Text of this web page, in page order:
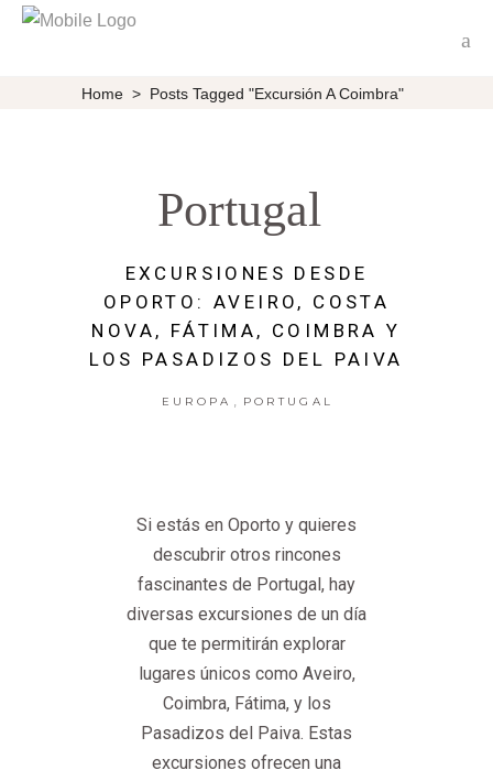
Home > Posts Tagged "excursión A Coimbra"
Portugal
EXCURSIONES DESDE
OPORTO: AVEIRO, COSTA
NOVA, FÁTIMA, COIMBRA Y
LOS PASADIZOS DEL PAIVA
EUROPA , PORTUGAL
Si estás en Oporto y quieres
descubrir otros rincones
fascinantes de Portugal, hay
diversas excursiones de un día
que te permitirán explorar
lugares únicos como Aveiro,
Coimbra, Fátima, y los
Pasadizos del Paiva. Estas
excursiones ofrecen una